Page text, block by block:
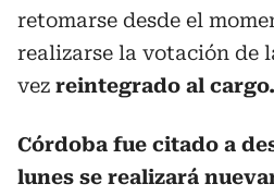
retomarse desde el
realizarse la votación de
vez reintegrado al cargo.
Córdoba fue citado a
lunes se realizará